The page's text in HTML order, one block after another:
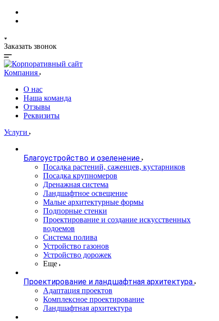
Заказать звонок
Компания
О нас
Наша команда
Отзывы
Реквизиты
Услуги
Благоустройство и озеленение
Посадка растений, саженцев, кустарников
Посадка крупномеров
Дренажная система
Ландшафтное освещение
Малые архитектурные формы
Подпорные стенки
Проектирование и создание искусственных
водоемов
Система полива
Устройство газонов
Устройство дорожек
Еще
Проектирование и ландшафтная архитектура
Адаптация проектов
Комплексное проектирование
Ландшафтная архитектура